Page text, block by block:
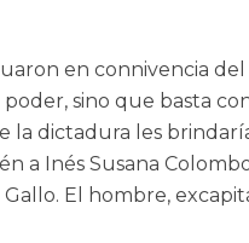
en connivencia
sino que basta
dictadura les
a Inés Susana
El hombre,